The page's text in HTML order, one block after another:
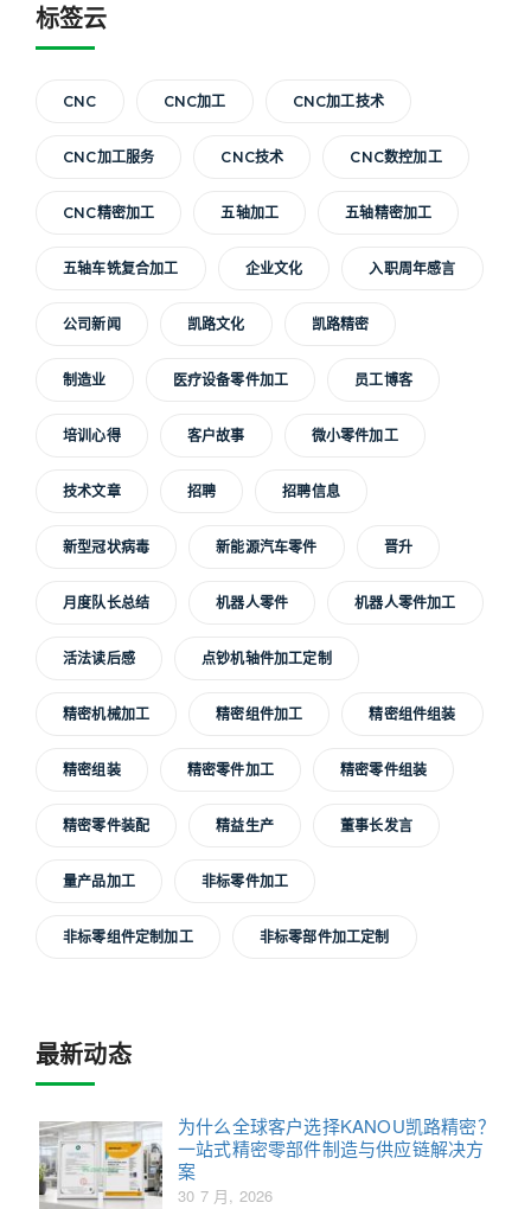
标签云
CNC CNC加工 CNC加工技术
CNC加工服务 CNC技术 CNC数控加工
CNC精密加工 五轴加工 五轴精密加工
五轴车铣复合加工 企业文化 入职周年感言
公司新闻 凯路文化 凯路精密
制造业 医疗设备零件加工 员工博客
培训心得 客户故事 微小零件加工
技术文章 招聘 招聘信息
新型冠状病毒 新能源汽车零件 晋升
月度队长总结 机器人零件 机器人零件加工
活法读后感 点钞机轴件加工定制
精密机械加工 精密组件加工 精密组件组装
精密组装 精密零件加工 精密零件组装
精密零件装配 精益生产 董事长发言
量产品加工 非标零件加工
非标零组件定制加工 非标零部件加工定制
最新动态
为什么全球客户选择KANOU凯路精密？
一站式精密零部件制造与供应链解决方
案
30 7 月, 2026